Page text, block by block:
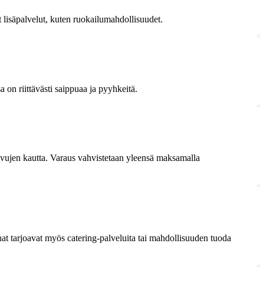
lisäpalvelut, kuten ruokailumahdollisuudet.
on riittävästi saippuaa ja pyyhkeitä.
kautta. Varaus vahvistetaan yleensä maksamalla
tarjoavat myös catering-palveluita tai mahdollisuuden tuoda